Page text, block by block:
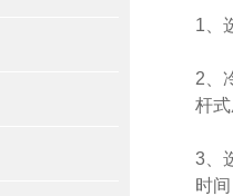
1、
2、
杆
3、
时